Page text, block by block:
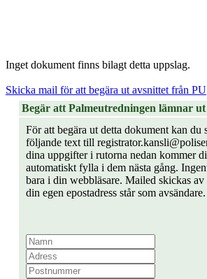
Inget dokument finns bilagt detta uppslag.
Skicka mail för att begära ut avsnittet från PU
Begär att Palmeutredningen lämnar
För att begära ut detta dokument kan du
följande text till
dina uppgifter i rutorna nedan kommer
automatiskt fylla i dem nästa gång.
bara i din webbläsare. Mailed skickas av
din egen epostadress står som avsändare.